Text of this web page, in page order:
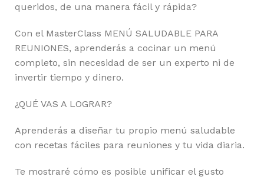
queridos, de una manera fácil y rápida?
Con el MasterClass MENÚ SALUDABLE PARA
REUNIONES, aprenderás a cocinar un menú
completo, sin necesidad de ser un experto ni de
invertir tiempo y dinero.
¿QUÉ VAS A LOGRAR?
Aprenderás a diseñar tu propio menú saludable
con recetas fáciles para reuniones y tu vida diaria.
Te mostraré cómo es posible unificar el gusto